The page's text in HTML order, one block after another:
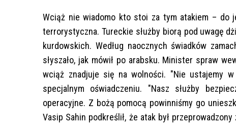
Wciąż nie wiadomo kto stoi za tym atakiem – do
terrorystyczna. Tureckie służby biorą pod uwagę
kurdowskich. Według naocznych świadków
słyszało, jak mówił po arabsku. Minister spraw
wciąż znadjuje się na wolności. "Nie ustajemy
specjalnym oświadczeniu. "Nasz służby
operacyjne. Z bożą pomocą powinniśmy go
Vasip Sahin podkreślił, że atak był